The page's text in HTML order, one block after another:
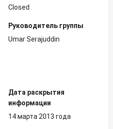
Closed
Руководитель группы
Umar Serajuddin
Дата раскрытия
информации
14 марта 2013 года